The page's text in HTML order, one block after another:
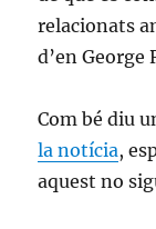
relacionats
d’en George
Com bé diu
la notícia,
aquest no